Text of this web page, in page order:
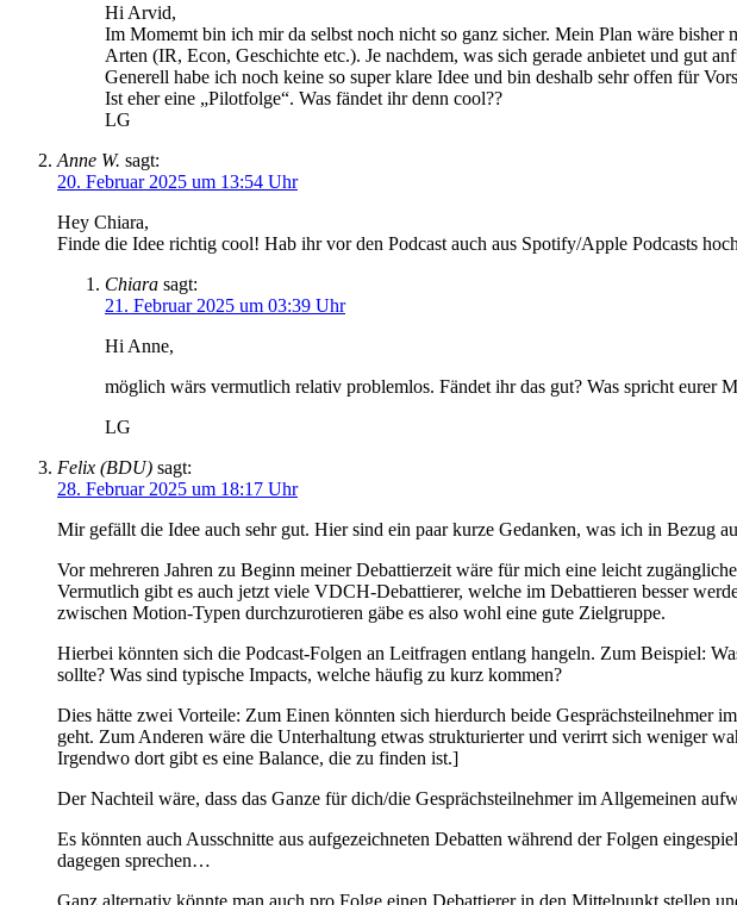
Hi Arvid,
Im Momemt bin ich mir da selbst noch nicht so ganz sicher. Mein Plan wäre
Arten (IR, Econ, Geschichte etc.). Je nachdem, was sich gerade anbietet und gut
Generell habe ich noch keine so super klare Idee und bin deshalb sehr offen für
Ist eher eine „Pilotfolge“. Was fändet ihr denn cool??
LG
Anne W. sagt:
20. Februar 2025 um 13:54 Uhr
Hey Chiara,
Finde die Idee richtig cool! Hab ihr vor den Podcast auch aus Spotify/Apple Podcasts
Chiara sagt:
21. Februar 2025 um 03:39 Uhr
Hi Anne,
möglich wärs vermutlich relativ problemlos. Fändet ihr das gut? Was spricht eurer
LG
Felix (BDU) sagt:
28. Februar 2025 um 18:17 Uhr
Mir gefällt die Idee auch sehr gut. Hier sind ein paar kurze Gedanken, was ich in Bezug
Vor mehreren Jahren zu Beginn meiner Debattierzeit wäre für mich eine leicht
Vermutlich gibt es auch jetzt viele VDCH-Debattierer, welche im Debattieren besser
zwischen Motion-Typen durchzurotieren gäbe es also wohl eine gute Zielgruppe.
Hierbei könnten sich die Podcast-Folgen an Leitfragen entlang hangeln. Zum Beispiel:
sollte? Was sind typische Impacts, welche häufig zu kurz kommen?
Dies hätte zwei Vorteile: Zum Einen könnten sich hierdurch beide Gesprächsteilnehmer
geht. Zum Anderen wäre die Unterhaltung etwas strukturierter und verirrt sich weniger
Irgendwo dort gibt es eine Balance, die zu finden ist.]
Der Nachteil wäre, dass das Ganze für dich/die Gesprächsteilnehmer im Allgemeinen
Es könnten auch Ausschnitte aus aufgezeichneten Debatten während der Folgen
dagegen sprechen…
Ganz alternativ könnte man auch pro Folge einen Debattierer in den Mittelpunkt stellen